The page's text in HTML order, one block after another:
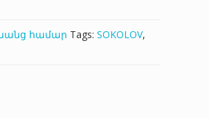
համար Tags: SOKOLOV,